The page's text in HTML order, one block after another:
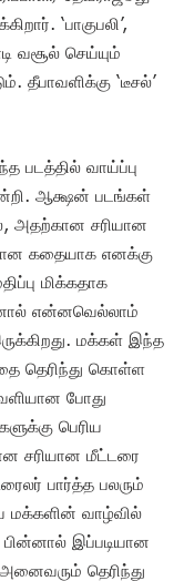
‘பாகுபலி’,
வசூல் செய்யும்
தீபாவளிக்கு ‘டீசல்’
படத்தில் வாய்ப்பு
ஆக்ஷன் படங்கள்
அதற்கான சரியான
கதையாக எனக்கு
மிக்கதாக
என்னவெல்லாம்
மக்கள் இந்த
தெரிந்து கொள்ள
போது
பெரிய
சரியான மீட்டரை
பார்த்த பலரும்
மக்களின் வாழ்வில்
இப்படியான
தெரிந்து